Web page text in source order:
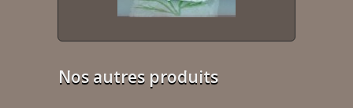
Nos autres produits